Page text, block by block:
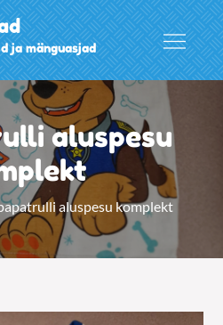
ja mänguasjad
aluspesu
aluspesu komplekt